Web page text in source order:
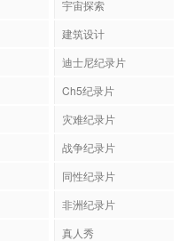
宇宙探索
建筑设计
迪士尼纪录片
Ch5纪录片
灾难纪录片
战争纪录片
同性纪录片
非洲纪录片
真人秀